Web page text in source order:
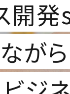
開発
が